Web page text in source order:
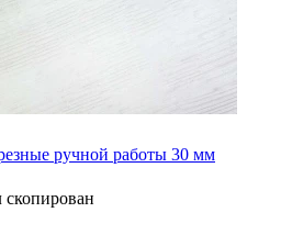
ручной работы 30 мм
скопирован